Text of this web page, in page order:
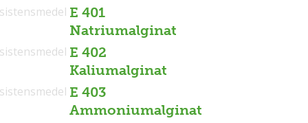
E 401
Natriumalginat
E 402
Kaliumalginat
E 403
Ammoniumalginat